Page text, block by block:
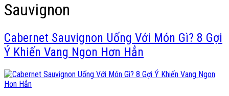
Sauvignon
Cabernet Sauvignon Uống Với Món Gì? 8 Gợi
Ý Khiến Vang Ngon Hơn Hẳn